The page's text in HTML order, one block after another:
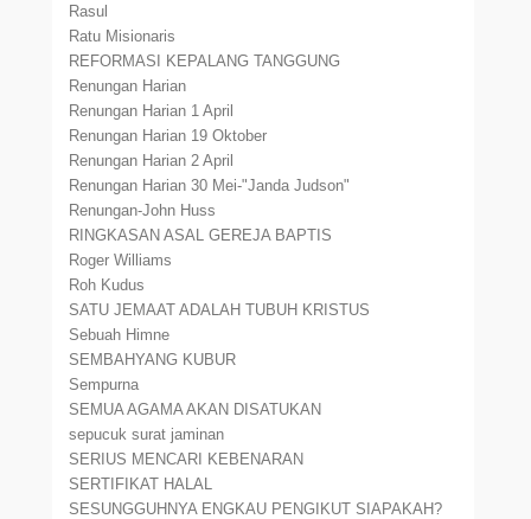
Rasul
Ratu Misionaris
REFORMASI KEPALANG TANGGUNG
Renungan Harian
Renungan Harian 1 April
Renungan Harian 19 Oktober
Renungan Harian 2 April
Renungan Harian 30 Mei-"Janda Judson"
Renungan-John Huss
RINGKASAN ASAL GEREJA BAPTIS
Roger Williams
Roh Kudus
SATU JEMAAT ADALAH TUBUH KRISTUS
Sebuah Himne
SEMBAHYANG KUBUR
Sempurna
SEMUA AGAMA AKAN DISATUKAN
sepucuk surat jaminan
SERIUS MENCARI KEBENARAN
SERTIFIKAT HALAL
SESUNGGUHNYA ENGKAU PENGIKUT SIAPAKAH?